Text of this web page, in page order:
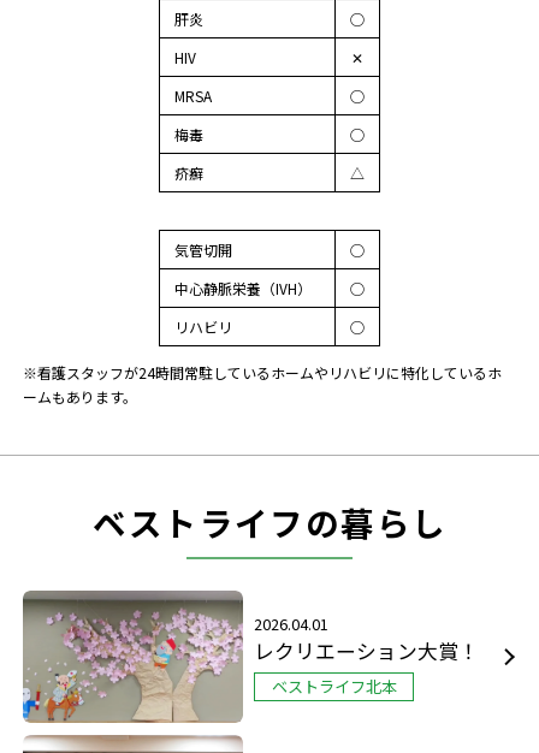
肝炎
◯
HIV
✕
MRSA
◯
梅毒
◯
疥癬
△
気管切開
◯
中心静脈栄養（IVH）
◯
リハビリ
◯
※看護スタッフが24時間常駐しているホームやリハビリに特化しているホ
ームもあります。
ベストライフの暮らし
2026.04.01
レクリエーション大賞！
ベストライフ北本